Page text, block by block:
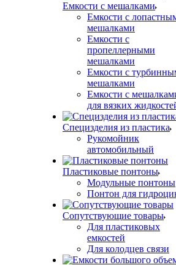
Емкости с мешалками
Емкости с
мешалками
Емкости с
пропеллерными
мешалками
Емкости с
мешалками
Емкости с
для вязких
Специзделия из пластика
Рукомойник
автомобильный
Пластиковые понтоны
Модульные понтоны
Понтон для
Сопутствующие товары
Для пластиковых
емкостей
Для колодцев связи